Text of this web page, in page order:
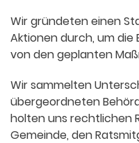
Wir gründeten einen
Aktionen durch, um die
von den geplanten
Wir sammelten
übergeordneten
holten uns rechtlichen
Gemeinde, den